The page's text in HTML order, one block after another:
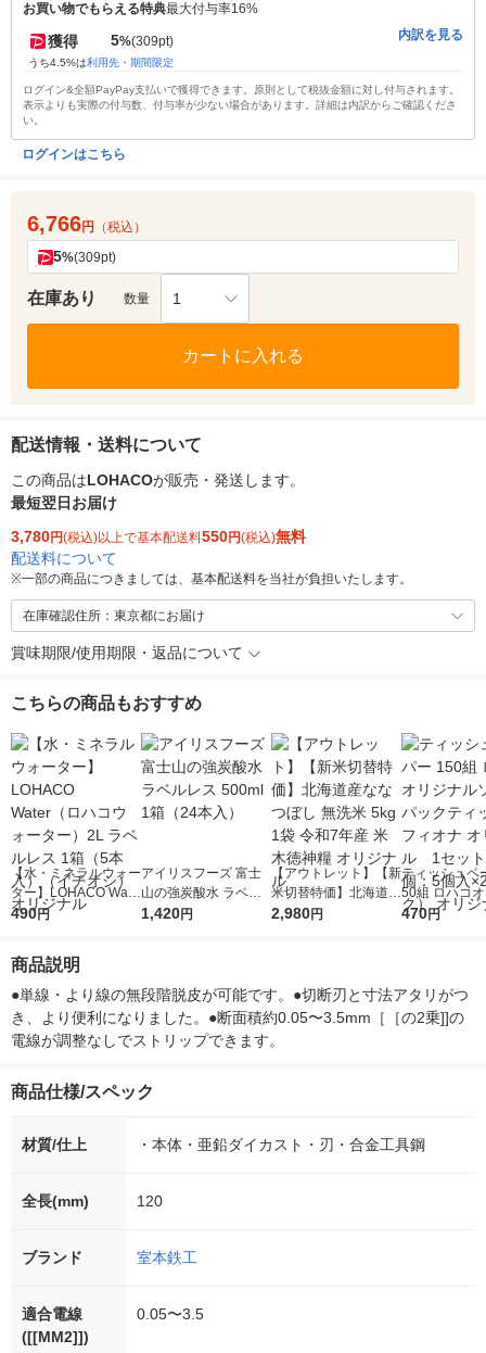
お買い物でもらえる特典最大付与率16%
獲得 5%(309pt)
うち4.5%は利用先・期間限定
内訳を見る
ログイン&全額PayPay支払いで獲得できます。原則として税抜金額に対し付与されます。
表示よりも実際の付与数、付与率が少ない場合があります。詳細は内訳からご確認くださ
い。
ログインはこちら
6,766円 （税込）
5%(309pt)
在庫あり 数量 1
カートに入れる
配送情報・送料について
この商品はLOHACOが販売・発送します。
最短翌日お届け
3,780円(税込)以上で基本配送料550円(税込)無料
配送料について
※一部の商品につきましては、基本配送料を当社が負担いたします。
在庫確認住所：東京都にお届け
賞味期限/使用期限・返品について
こちらの商品もおすすめ
【水・ミネラルウォー
ター】LOHACO Wate
r（ロハコウォータ
シ） オリジナル
490円
アイリスフーズ 富士
山の強炭酸水 ラベル
レス 500ml 1箱（24
1,420円
【アウトレット】【新
米切替特価】北海道産
ななつぼし 無洗米 5k
2,980円
ティッシュペ
50組 ロハコ
ルソフトパッ
オリジナル
470円
商品説明
●単線・より線の無段階脱皮が可能です。●切断刃と寸法アタリがつ
き、より便利になりました。●断面積約0.05〜3.5mm［［の2乗]]の
電線が調整なしでストリップできます。
商品仕様/スペック
材質/仕上 ・本体・亜鉛ダイカスト・刃・合金工具鋼
全長(mm) 120
ブランド 室本鉄工
適合電線
([[MM2]])
0.05〜3.5